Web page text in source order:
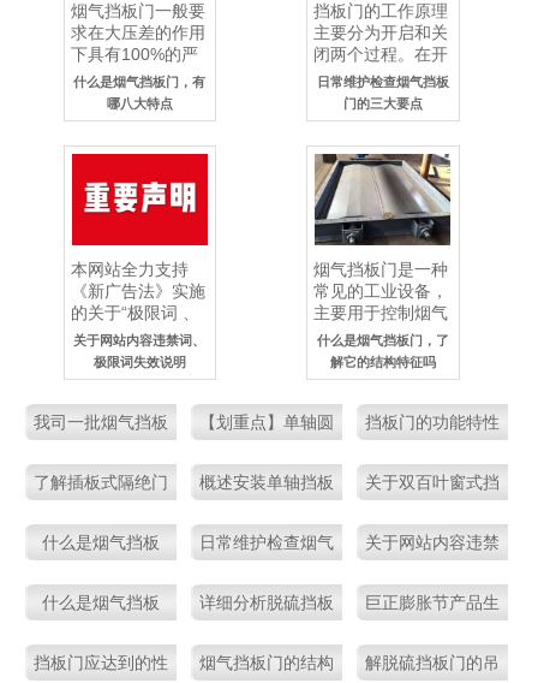
烟气挡板门一般要
求在大压差的作用
下具有100%的严
密性。烟气挡板门
通常采用双层百叶
窗式，除每层挡板
什么是烟气挡板门，有
哪八大特点
挡板门的工作原理
主要分为开启和关
闭两个过程。在开
启过程中，先将门
体从导轨上下滑
动，将挡板门完全
日常维护检查烟气挡板
门的三大要点
本网站全力支持
《新广告法》实施
的关于“极限词 、
违禁词”的使用规
定，即日起，凡本
网站内各详情页的
关于网站内容违禁词、
极限词失效说明
烟气挡板门是一种
常见的工业设备，
主要用于控制烟气
在烟气脱硫系统中
的流动
什么是烟气挡板门，了
解它的结构特征吗
我司一批烟气挡板
付
【划重点】单轴圆
成与用途
挡板门的功能特性
了解插板式隔绝门
概述安装单轴挡板
关于双百叶窗式挡
什么是烟气挡板
日常维护检查烟气
关于网站内容违禁
明
什么是烟气挡板
特征吗
详细分析脱硫挡板
用
巨正膨胀节产品生
挡板门应达到的性
烟气挡板门的结构 解脱硫挡板门的吊